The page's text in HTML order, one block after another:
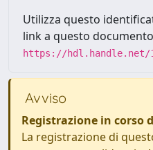
Utilizza questo
link a questo
https://hdl.handle.net/
Avviso
Registrazione in corso
La registrazione di